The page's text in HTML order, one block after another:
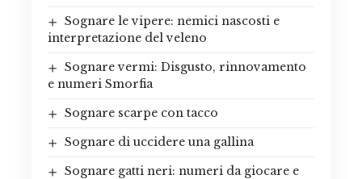
Sognare le vipere: nemici nascosti e
interpretazione del veleno
Sognare vermi: Disgusto, rinnovamento
e numeri Smorfia
Sognare scarpe con tacco
Sognare di uccidere una gallina
Sognare gatti neri: numeri da giocare e